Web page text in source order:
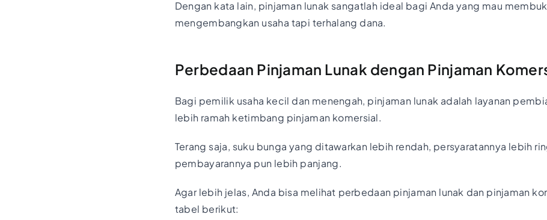
Dengan kata lain, pinjaman lunak sangatlah ideal bagi Anda yang mau
mengembangkan usaha tapi terhalang dana.
Perbedaan Pinjaman Lunak dengan Pinjaman
Bagi pemilik usaha kecil dan menengah, pinjaman lunak adalah layanan
lebih ramah ketimbang pinjaman komersial.
Terang saja, suku bunga yang ditawarkan lebih rendah, persyaratannya lebih
pembayarannya pun lebih panjang.
Agar lebih jelas, Anda bisa melihat perbedaan pinjaman lunak dan pinjaman
tabel berikut: